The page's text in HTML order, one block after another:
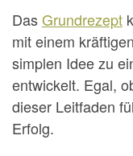
DasGrundrezept
mit einem
simplen Idee zu
entwickelt. Egal,
dieser Leitfaden
Erfolg.